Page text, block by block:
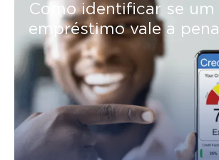
Como identificar se um
empréstimo vale a pena